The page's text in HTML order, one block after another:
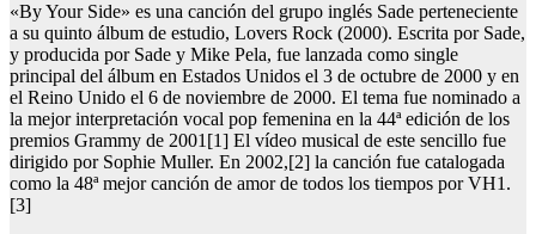
«By Your Side» es una canción del grupo inglés Sade perteneciente
a su quinto álbum de estudio, Lovers Rock (2000). Escrita por Sade,
y producida por Sade y Mike Pela, fue lanzada como single
principal del álbum en Estados Unidos el 3 de octubre de 2000 y en
el Reino Unido el 6 de noviembre de 2000. El tema fue nominado a
la mejor interpretación vocal pop femenina en la 44ª edición de los
premios Grammy de 2001[1] El vídeo musical de este sencillo fue
dirigido por Sophie Muller. En 2002,[2] la canción fue catalogada
como la 48ª mejor canción de amor de todos los tiempos por VH1.
[3]